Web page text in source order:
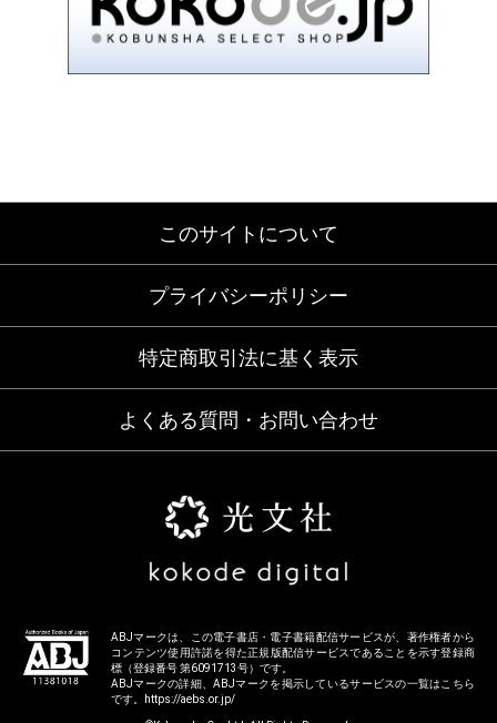
このサイトについて
プライバシーポリシー
特定商取引法に基く表示
よくある質問・お問い合わせ
ABJマークは、この電子書店・電子書籍配信サービスが、著作権者から
コンテンツ使用許諾を得た正規版配信サービスであることを示す登録商
標（登録番号 第6091713号）です。
ABJマークの詳細、ABJマークを掲示しているサービスの一覧はこちら
です。
https://aebs.or.jp/